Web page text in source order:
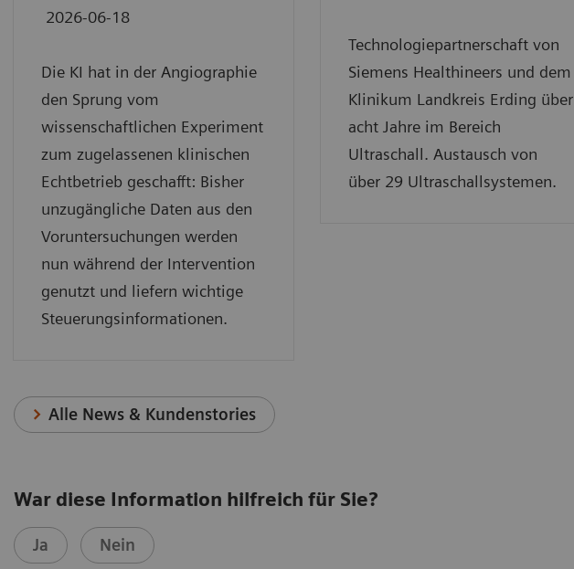
2026-06-18
Die KI hat in der Angiographie
den Sprung vom
wissenschaftlichen Experiment
zum zugelassenen klinischen
Echtbetrieb geschafft: Bisher
unzugängliche Daten aus den
Voruntersuchungen werden
nun während der Intervention
genutzt und liefern wichtige
Steuerungsinformationen.
Technologiepartnerschaft von
Siemens Healthineers und dem
Klinikum Landkreis Erding über
acht Jahre im Bereich
Ultraschall. Austausch von
über 29 Ultraschallsystemen.
Alle News & Kundenstories
War diese Information hilfreich für Sie?
Ja Nein